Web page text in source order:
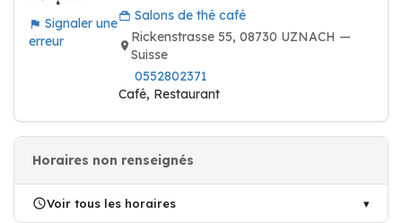
Signaler une
erreur
Salons de thé café
Rickenstrasse 55, 08730 UZNACH —
Suisse
0552802371
Café, Restaurant
Horaires non renseignés
Voir tous les horaires